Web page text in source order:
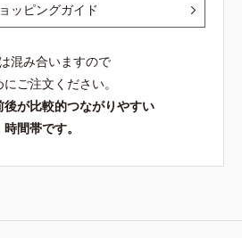
ッピングガイド
混み合いますので
ご注文ください。
後が比較的つながりやすい
時間帯です。